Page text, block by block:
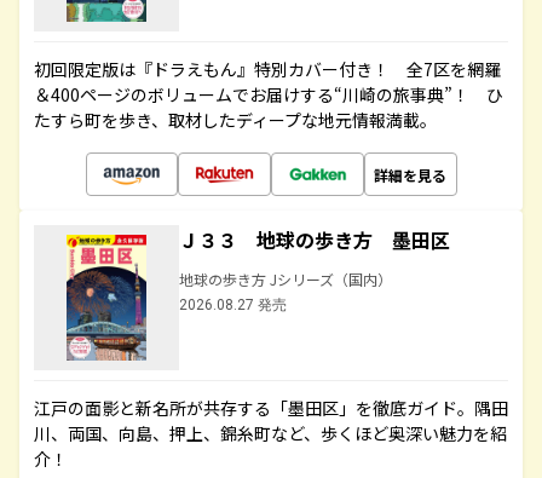
初回限定版は『ドラえもん』特別カバー付き！ 全7区を網羅
＆400ページのボリュームでお届けする“川崎の旅事典”！ ひ
たすら町を歩き、取材したディープな地元情報満載。
詳細を見る
Ｊ３３ 地球の歩き方 墨田区
地球の歩き方 Jシリーズ（国内）
2026.08.27 発売
江戸の面影と新名所が共存する「墨田区」を徹底ガイド。隅田
川、両国、向島、押上、錦糸町など、歩くほど奥深い魅力を紹
介！